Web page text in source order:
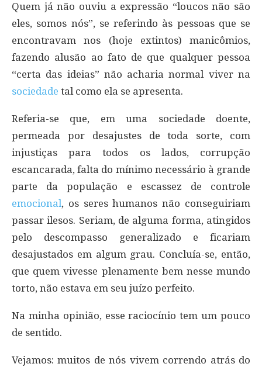
Quem já não ouviu a expressão “loucos não são
eles, somos nós”, se referindo às pessoas que se
encontravam nos (hoje extintos) manicômios,
fazendo alusão ao fato de que qualquer pessoa
“certa das ideias” não acharia normal viver na
sociedade tal como ela se apresenta.
Referia-se que, em uma sociedade doente,
permeada por desajustes de toda sorte, com
injustiças para todos os lados, corrupção
escancarada, falta do mínimo necessário à grande
parte da população e escassez de controle
emocional, os seres humanos não conseguiriam
passar ilesos. Seriam, de alguma forma, atingidos
pelo descompasso generalizado e ficariam
desajustados em algum grau. Concluía-se, então,
que quem vivesse plenamente bem nesse mundo
torto, não estava em seu juízo perfeito.
Na minha opinião, esse raciocínio tem um pouco
de sentido.
Vejamos: muitos de nós vivem correndo atrás do